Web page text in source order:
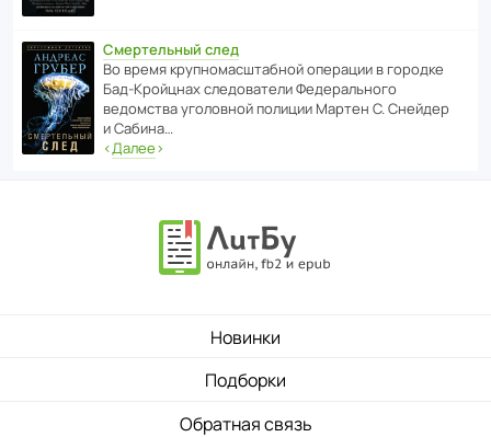
Смертельный след
Во время круп­но­мас­ш­та­бной операции в городке
Бад‑Крой­цнах следо­ва­тели Феде­раль­ного
ведомства уголо­вной полиции Мартен С. Снейдер
и Сабина…
‹Далее›
Новинки
Подборки
Обратная связь